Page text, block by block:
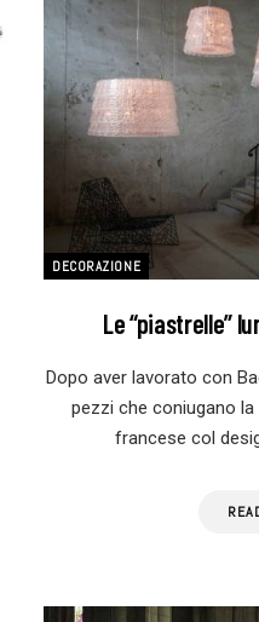
DECORAZIONE
Le “piastrelle”
Dopo aver lavorato con
pezzi che coniugano
francese col